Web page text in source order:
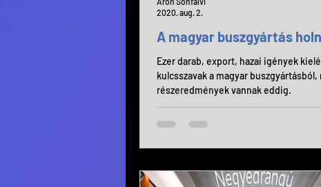
A magyar buszgyártás
Ezer darab, export, hazai igények
kulcsszavak a magyar buszgyártásból,
részeredmények vannak eddig.
2020. aug. 2.